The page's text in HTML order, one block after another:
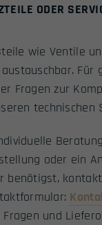
ODER
wie Ventile
Für
Fragen zur
technischen
oder ein
benötigst,
und